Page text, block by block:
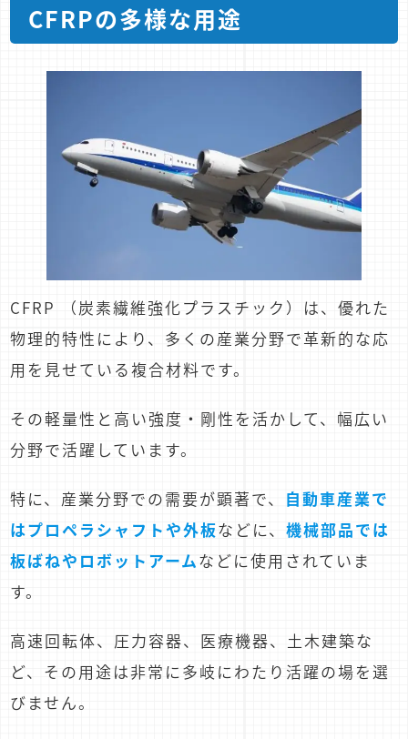
CFRPの多様な用途
CFRP （炭素繊維強化プラスチック）は、優れた
物理的特性により、多くの産業分野で革新的な応
用を見せている複合材料です。
その軽量性と高い強度・剛性を活かして、幅広い
分野で活躍しています。
特に、産業分野での需要が顕著で、 自動車産業で
はプロペラシャフトや外板などに、機械部品では
板ばねやロボットアームなどに使用されていま
す。
高速回転体、圧力容器、医療機器、土木建築な
ど、その用途は非常に多岐にわたり活躍の場を選
びません。